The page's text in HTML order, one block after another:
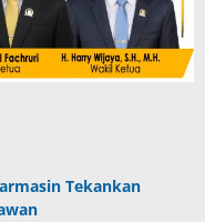
Tekankan